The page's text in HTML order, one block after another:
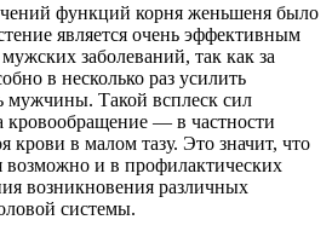
функций корня женьшеня было
является очень эффективным
заболеваний, так как за
в несколько раз усилить
мужчины. Такой всплеск сил
кровообращение — в частности
крови в малом тазу. Это значит, что
возможно и в профилактических
возникновения различных
системы.